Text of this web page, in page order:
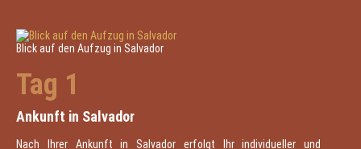
Blick auf den Aufzug in Salvador
Tag 1
Ankunft in Salvador
Nach Ihrer Ankunft in Salvador erfolgt Ihr individueller und